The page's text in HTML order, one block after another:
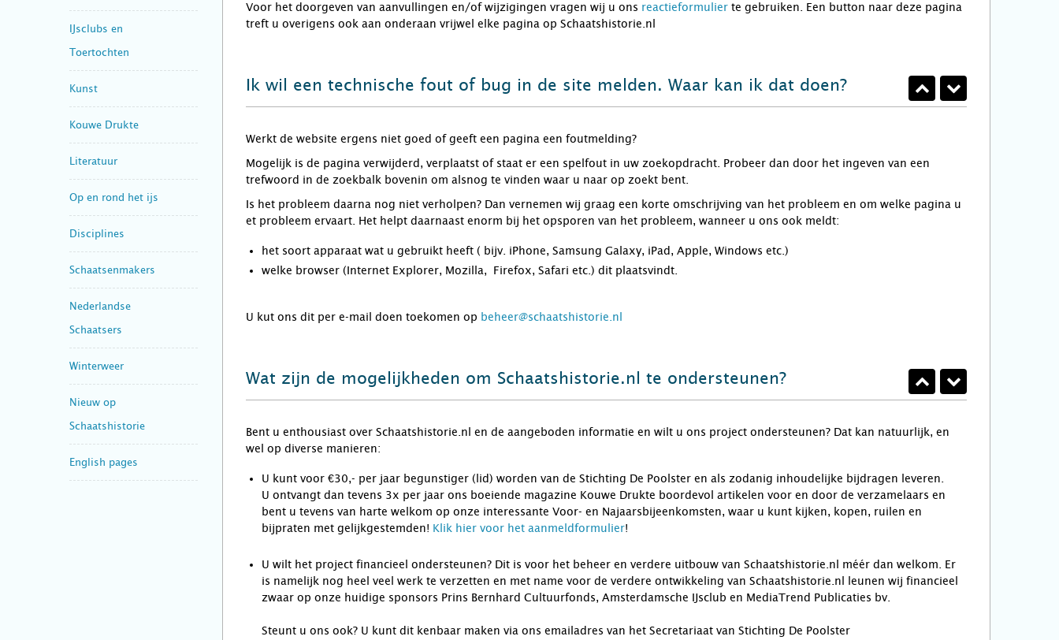
IJsclubs en
Toertochten
Kunst
Kouwe Drukte
Literatuur
Op en rond het ijs
Disciplines
Schaatsenmakers
Nederlandse
Schaatsers
Winterweer
Nieuw op
Schaatshistorie
English pages
Voor het doorgeven van aanvullingen en/of wijzigingen vragen wij u ons reactieformulier te gebruiken. Een button naar deze pagina
treft u overigens ook aan onderaan vrijwel elke pagina op Schaatshistorie.nl
Ik wil een technische fout of bug in de site melden. Waar kan ik dat doen?
Werkt de website ergens niet goed of geeft een pagina een foutmelding?
Mogelijk is de pagina verwijderd, verplaatst of staat er een spelfout in uw zoekopdracht. Probeer dan door het ingeven van een
trefwoord in de zoekbalk bovenin om alsnog te vinden waar u naar op zoekt bent.
Is het probleem daarna nog niet verholpen? Dan vernemen wij graag een korte omschrijving van het probleem en om welke pagina u
et probleem ervaart. Het helpt daarnaast enorm bij het opsporen van het probleem, wanneer u ons ook meldt:
het soort apparaat wat u gebruikt heeft ( bijv. iPhone, Samsung Galaxy, iPad, Apple, Windows etc.)
welke browser (Internet Explorer, Mozilla, Firefox, Safari etc.) dit plaatsvindt.
U kut ons dit per e-mail doen toekomen op beheer@schaatshistorie.nl
Wat zijn de mogelijkheden om Schaatshistorie.nl te ondersteunen?
Bent u enthousiast over Schaatshistorie.nl en de aangeboden informatie en wilt u ons project ondersteunen? Dat kan natuurlijk, en
wel op diverse manieren:
U kunt voor €30,- per jaar begunstiger (lid) worden van de Stichting De Poolster en als zodanig inhoudelijke bijdragen leveren.
U ontvangt dan tevens 3x per jaar ons boeiende magazine Kouwe Drukte boordevol artikelen voor en door de verzamelaars en
bent u tevens van harte welkom op onze interessante Voor- en Najaarsbijeenkomsten, waar u kunt kijken, kopen, ruilen en
bijpraten met gelijkgestemden! Klik hier voor het aanmeldformulier!
U wilt het project financieel ondersteunen? Dit is voor het beheer en verdere uitbouw van Schaatshistorie.nl méér dan welkom. Er
is namelijk nog heel veel werk te verzetten en met name voor de verdere ontwikkeling van Schaatshistorie.nl leunen wij financieel
zwaar op onze huidige sponsors Prins Bernhard Cultuurfonds, Amsterdamsche IJsclub en MediaTrend Publicaties bv.
Steunt u ons ook? U kunt dit kenbaar maken via ons emailadres van het Secretariaat van Stichting De Poolster